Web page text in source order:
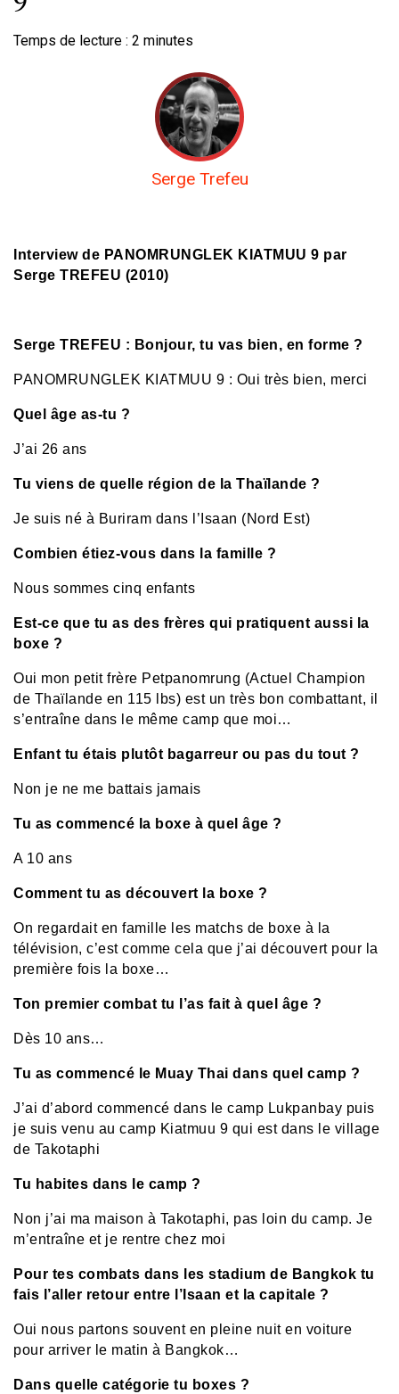
Temps de lecture : 2 minutes
Serge Trefeu
Interview de PANOMRUNGLEK KIATMUU 9 par
Serge TREFEU (2010)
Serge TREFEU : Bonjour, tu vas bien, en forme ?
PANOMRUNGLEK KIATMUU 9 : Oui très bien, merci
Quel âge as-tu ?
J’ai 26 ans
Tu viens de quelle région de la Thaïlande ?
Je suis né à Buriram dans l’Isaan (Nord Est)
Combien étiez-vous dans la famille ?
Nous sommes cinq enfants
Est-ce que tu as des frères qui pratiquent aussi la
boxe ?
Oui mon petit frère Petpanomrung (Actuel Champion
de Thaïlande en 115 lbs) est un très bon combattant, il
s’entraîne dans le même camp que moi…
Enfant tu étais plutôt bagarreur ou pas du tout ?
Non je ne me battais jamais
Tu as commencé la boxe à quel âge ?
A 10 ans
Comment tu as découvert la boxe ?
On regardait en famille les matchs de boxe à la
télévision, c’est comme cela que j’ai découvert pour la
première fois la boxe…
Ton premier combat tu l’as fait à quel âge ?
Dès 10 ans…
Tu as commencé le Muay Thai dans quel camp ?
J’ai d’abord commencé dans le camp Lukpanbay puis
je suis venu au camp Kiatmuu 9 qui est dans le village
de Takotaphi
Tu habites dans le camp ?
Non j’ai ma maison à Takotaphi, pas loin du camp. Je
m’entraîne et je rentre chez moi
Pour tes combats dans les stadium de Bangkok tu
fais l’aller retour entre l’Isaan et la capitale ?
Oui nous partons souvent en pleine nuit en voiture
pour arriver le matin à Bangkok…
Dans quelle catégorie tu boxes ?